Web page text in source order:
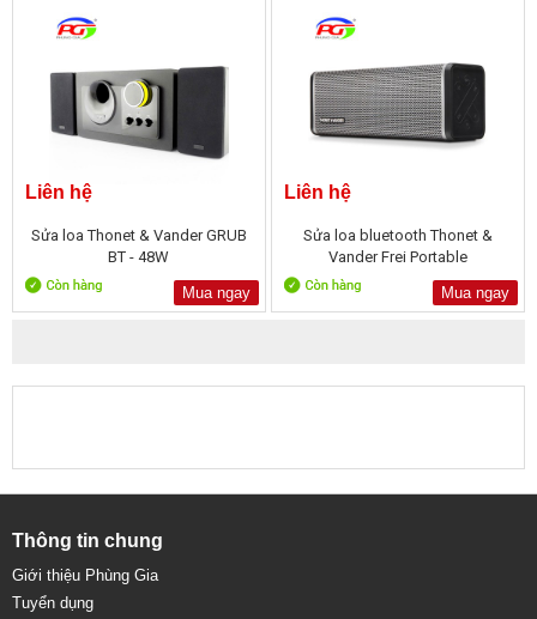
Liên hệ
Sửa loa Thonet & Vander GRUB
BT - 48W
Mua ngay
Liên hệ
Sửa loa bluetooth Thonet &
Vander Frei Portable
Mua ngay
Thông tin chung
Giới thiệu Phùng Gia
Tuyển dụng